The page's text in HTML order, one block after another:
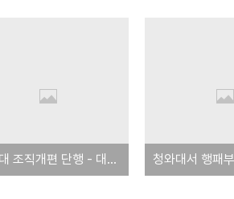
청와대 조직개편 단행 - 대통령실장은 뭐고 정책실장은 뭐야